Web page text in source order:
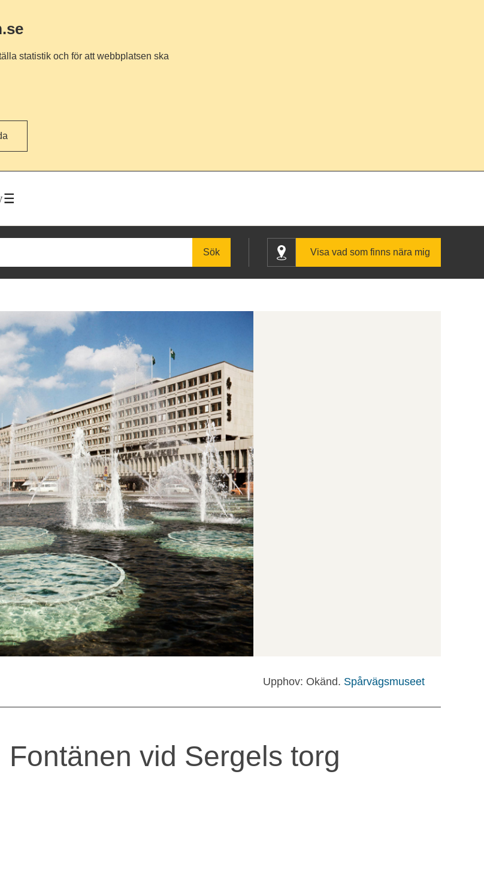
statistik och för att webbplatsen ska
Sök Visa vad som finns nära mig
Upphov: Okänd. Spårvägsmuseet
Fontänen vid Sergels torg